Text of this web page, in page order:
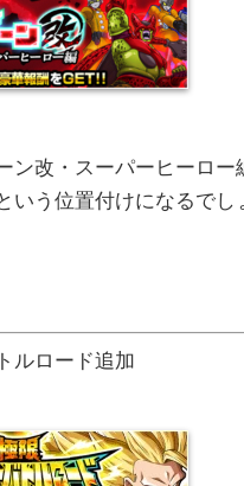
ン改・スーパーヒーロ
いう位置付けになるでし
ルロード追加